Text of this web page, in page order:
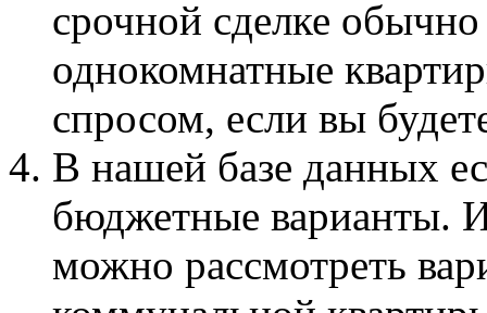
срочной сделке
однокомнатные
спросом, если вы
В нашей базе данных
бюджетные варианты.
можно рассмотреть